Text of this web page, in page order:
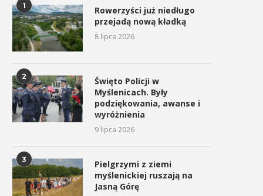
1
Rowerzyści już niedługo
przejadą nową kładką
8 lipca 2026
2
Święto Policji w
Myślenicach. Były
podziękowania, awanse i
wyróżnienia
9 lipca 2026
3
Pielgrzymi z ziemi
myślenickiej ruszają na
Jasną Górę